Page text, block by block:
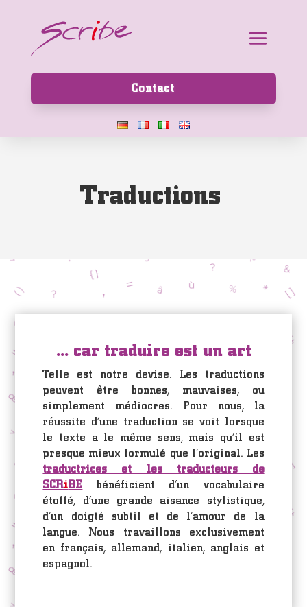
Contact
Traductions
... car traduire est un art
Telle est notre devise. Les traductions
peuvent être bonnes, mauvaises, ou
simplement médiocres. Pour nous, la
réussite d’une traduction se voit lorsque
le texte a le même sens, mais qu’il est
presque mieux formulé que l’original. Les
traductrices et les traducteurs de
SCRiBE bénéficient d’un vocabulaire
étoffé, d’une grande aisance stylistique,
d’un doigté subtil et de l’amour de la
langue. Nous travaillons exclusivement
en français, allemand, italien, anglais et
espagnol.